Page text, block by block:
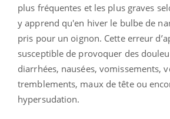
plus fréquentes et les plus graves
y apprend qu'en hiver le bulbe de
pris pour un oignon. Cette erreur
susceptible de provoquer des
diarrhées, nausées, vomissements,
tremblements, maux de tête ou
hypersudation.